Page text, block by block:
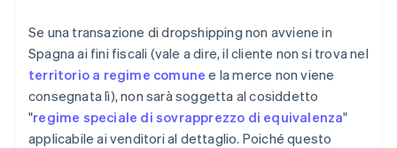
Se una transazione di dropshipping non avviene in
Spagna ai fini fiscali (vale a dire, il cliente non si trova nel
territorio a regime comune e la merce non viene
consegnata lì), non sarà soggetta al cosiddetto
"regime speciale di sovrapprezzo di equivalenza"
applicabile ai venditori al dettaglio. Poiché questo